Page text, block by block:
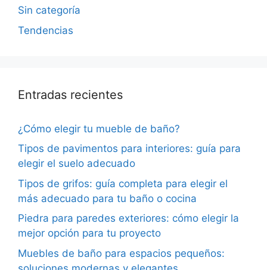
Sin categoría
Tendencias
Entradas recientes
¿Cómo elegir tu mueble de baño?
Tipos de pavimentos para interiores: guía para
elegir el suelo adecuado
Tipos de grifos: guía completa para elegir el
más adecuado para tu baño o cocina
Piedra para paredes exteriores: cómo elegir la
mejor opción para tu proyecto
Muebles de baño para espacios pequeños: